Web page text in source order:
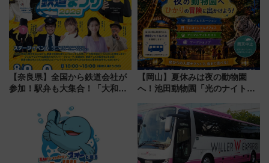
うかも 参加方法やスケジュール
をご紹介
【奈良県】全国から鉄道会社が
参加！駅弁も大集合！「大和鉄
に開催決定
【岡山】夏休みは夜の動物園
へ！池田動物園「光のナイトズ
な夜